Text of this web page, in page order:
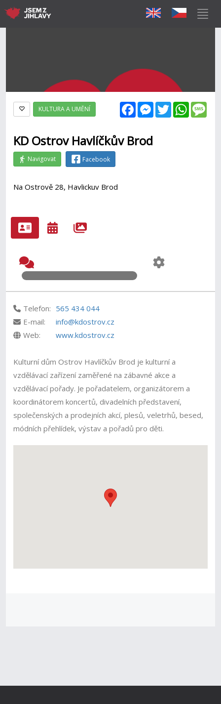
FacebookMessenger
Twitter
KULTURA A UMĚNÍ
KD Ostrov Havlíčkův Brod
Navigovat Facebook
Na Ostrově 28, Havlickuv Brod
Telefon: 565 434 044
E-mail:
info@kdostrov.cz
Web:
www.kdostrov.cz
Kulturní dům Ostrov Havlíčkův Brod je kulturní a
vzdělávací zařízení zaměřené na zábavné akce a
vzdělávací pořady. Je pořadatelem, organizátorem a
koordinátorem koncertů, divadelních představení,
společenských a prodejních akcí, plesů, veletrhů, besed,
módních přehlídek, výstav a pořadů pro děti.